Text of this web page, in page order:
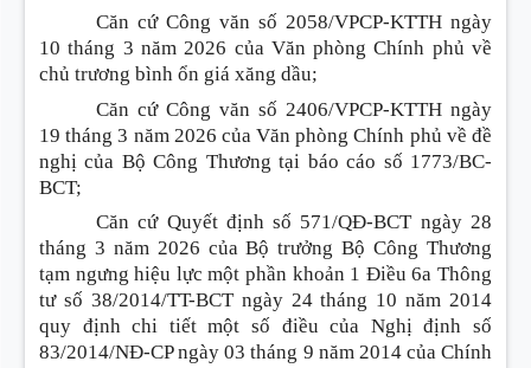
Căn cứ Công văn số 2058/VPCP-KTTH ngày
10 tháng 3 năm 2026 của Văn phòng Chính phủ về
chủ trương bình ổn giá xăng dầu;
Căn cứ Công văn số 2406/VPCP-KTTH ngày
19 tháng 3 năm 2026 của Văn phòng Chính phủ về đề
nghị của Bộ Công Thương tại báo cáo số 1773/BC-
BCT;
Căn cứ Quyết định số 571/QĐ-BCT ngày 28
tháng 3 năm 2026 của Bộ trưởng Bộ Công Thương
tạm ngưng hiệu lực một phần khoản 1 Điều 6a Thông
tư số 38/2014/TT-BCT ngày 24 tháng 10 năm 2014
quy định chi tiết một số điều của Nghị định số
83/2014/NĐ-CP ngày 03 tháng 9 năm 2014 của Chính